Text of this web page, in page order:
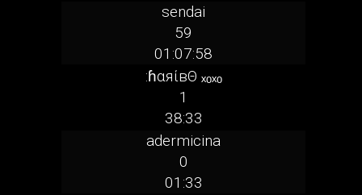
sendai
59
01:07:58
:ɦαяίвΘ ₓₒₓₒ
1
38:33
adermicina
0
01:33